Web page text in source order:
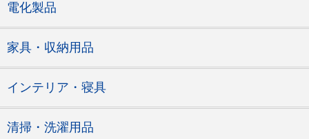
電化製品
家具・収納用品
インテリア・寝具
清掃・洗濯用品